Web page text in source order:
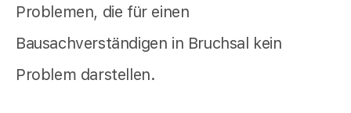
Problemen, die für einen
Bausachverständigen in Bruchsal kein
Problem darstellen.